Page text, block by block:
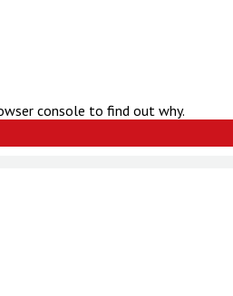
console to find out why.